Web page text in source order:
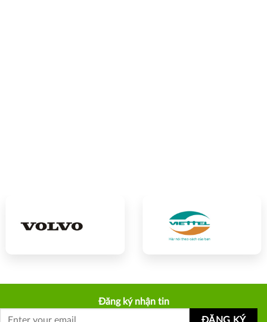
Đăng ký nhận tin